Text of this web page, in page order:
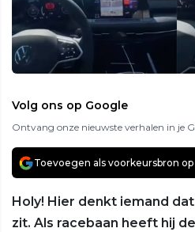
Volg ons op Google
Ontvang onze nieuwste verhalen in je
Toevoegen als voorkeursbron
Holy! Hier denkt iemand
zit. Als racebaan heeft hij